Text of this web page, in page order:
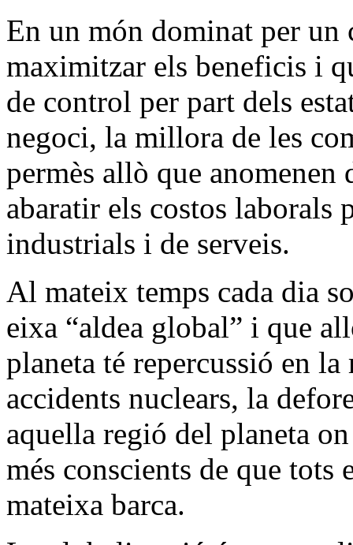
En un món dominat per un
maximitzar els beneficis i
de control per part dels
negoci, la millora de les
permès allò que
abaratir els costos laborals
industrials i de serveis.
Al mateix temps cada dia
eixa “aldea global” i que
planeta té repercussió en
accidents nuclears, la
aquella regió del planeta
més conscients de que tots
mateixa barca.